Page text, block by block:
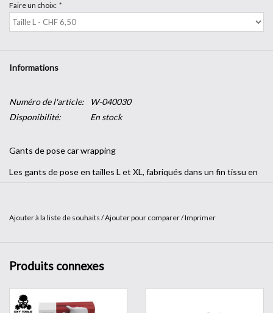
Faire un choix: *
Informations
Numéro de l'article:
W-040030
Disponibilité:
En stock
Gants de pose car wrapping
Les gants de pose en tailles L et XL, fabriqués dans un fin tissu en
Les gants sont vendus par paires. Ils sont doux, souples et sans
2 pces. (1 paire) Gants de pose car wrapping
Tailles : L / XL
Ajouter à la liste de souhaits /Ajouter pour comparer/Imprimer
Produits connexes